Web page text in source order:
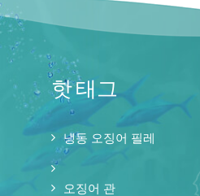
핫 태그
냉동 오징어 필레
오징어 관